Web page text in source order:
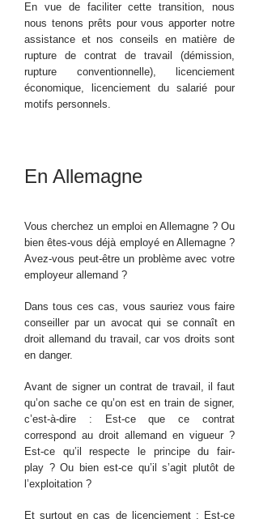
En vue de faciliter cette transition, nous
nous tenons prêts pour vous apporter notre
assistance et nos conseils en matière de
rupture de contrat de travail (démission,
rupture conventionnelle), licenciement
économique, licenciement du salarié pour
motifs personnels.
En Allemagne
Vous cherchez un emploi en Allemagne ? Ou
bien êtes-vous déjà employé en Allemagne ?
Avez-vous peut-être un problème avec votre
employeur allemand ?
Dans tous ces cas, vous sauriez vous faire
conseiller par un avocat qui se connaît en
droit allemand du travail, car vos droits sont
en danger.
Avant de signer un contrat de travail, il faut
qu’on sache ce qu’on est en train de signer,
c’est-à-dire : Est-ce que ce contrat
correspond au droit allemand en vigueur ?
Est-ce qu’il respecte le principe du fair-
play ? Ou bien est-ce qu’il s’agit plutôt de
l’exploitation ?
Et surtout en cas de licenciement : Est-ce